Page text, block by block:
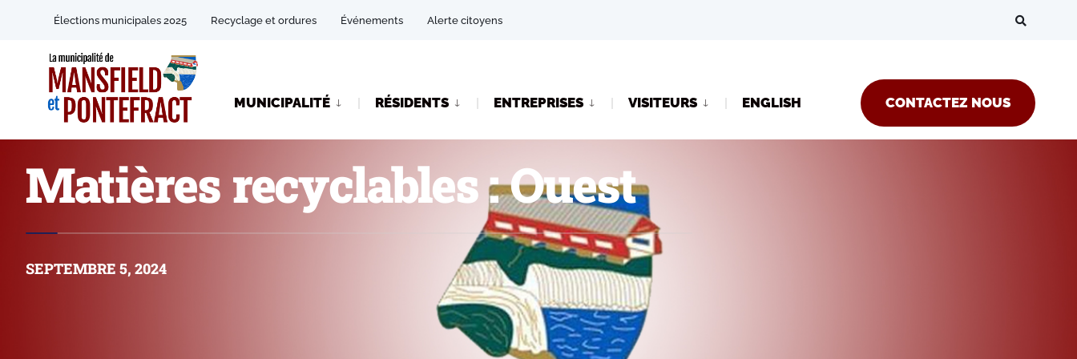
Élections municipales 2025 Recyclage et ordures Événements Alerte citoyens
MUNICIPALITÉ RÉSIDENTS ENTREPRISES VISITEURS CONTACTEZ NOUS
ENGLISH
Matières recyclables : Ouest
SEPTEMBRE 5, 2024